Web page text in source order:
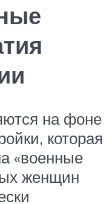
на фоне
которая
«военные
женщин